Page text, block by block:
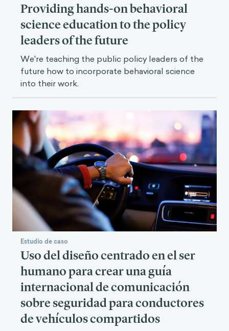
Providing hands-on behavioral
science education to the policy
leaders of the future
We're teaching the public policy leaders of the
future how to incorporate behavioral science
into their work.
Estudio de caso
Uso del diseño centrado en el ser
humano para crear una guía
internacional de comunicación
sobre seguridad para conductores
de vehículos compartidos